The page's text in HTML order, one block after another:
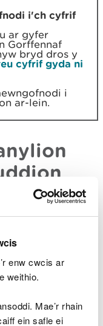
enw cwcis ar
weithio.
Mae’r rhain
ein safle ei
i'ch cyfrif
ar gyfer
Gorffennaf
bryd dros y
cyfrif gyda ni
i
ar-lein.
cyfrif er mwyn:
rhybuddion